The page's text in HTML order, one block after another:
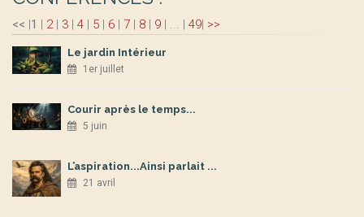
<< |1 | 2| 3 | 4 | 5 | 6 | 7 | 8 | 9 | ... | 49| >>
Le jardin Intérieur
1er juillet
Courir après le temps...
5 juin
L’aspiration...Ainsi parlait ...
21 avril